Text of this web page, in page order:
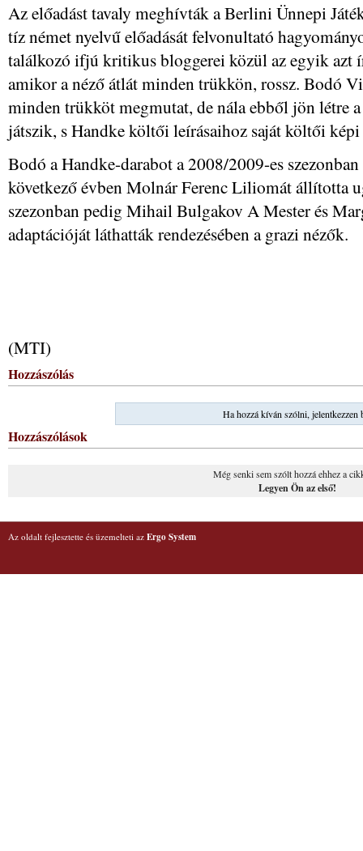
Az előadást tavaly meghívták a Berlini Ünnepi
tíz német nyelvű előadását felvonultató
találkozó ifjú kritikus bloggerei közül az egyik azt
amikor a néző átlát minden trükkön, rossz. Bodó
minden trükköt megmutat, de nála ebből jön létre a
játszik, s Handke költői leírásaihoz saját költői
Bodó a Handke-darabot a 2008/2009-es
következő évben Molnár Ferenc Liliomát állította
szezonban pedig Mihail Bulgakov A Mester és
adaptációját láthatták rendezésében a grazi nézők.
(MTI)
Hozzászólás
Ha hozzá kíván szólni, jelentkezzen
Hozzászólások
Még senki sem szólt hozzá ehhez a
Legyen Ön az első!
Az oldalt fejlesztette és üzemelteti az Ergo System